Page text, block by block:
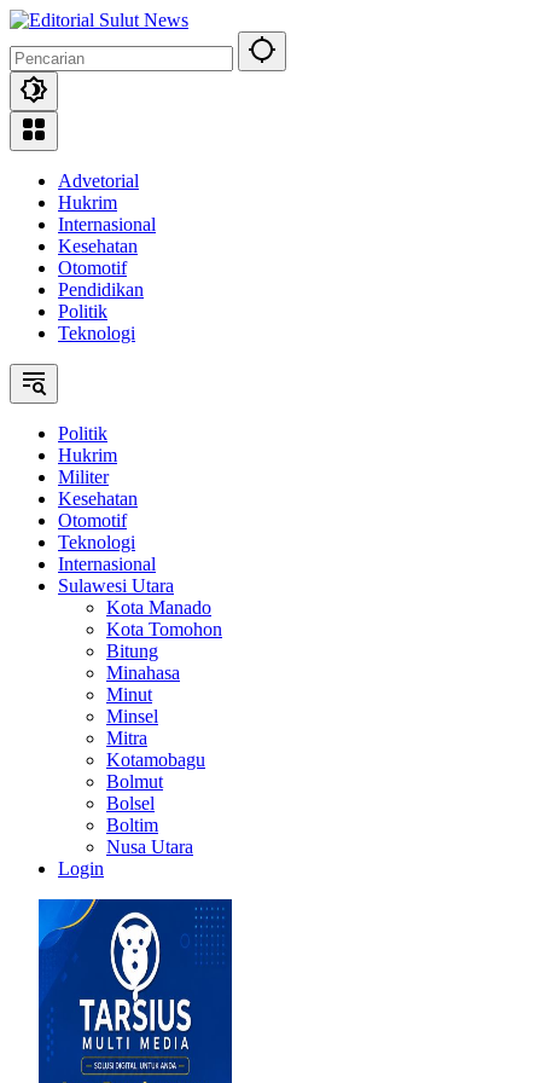
Langsung
konten
Advetorial
Hukrim
Internasional
Kesehatan
Otomotif
Pendidikan
Politik
Teknologi
Politik
Hukrim
Militer
Kesehatan
Otomotif
Teknologi
Internasional
Sulawesi Utara
Kota Manado
Kota Tomohon
Bitung
Minahasa
Minut
Minsel
Mitra
Kotamobagu
Bolmut
Bolsel
Boltim
Nusa Utara
Login